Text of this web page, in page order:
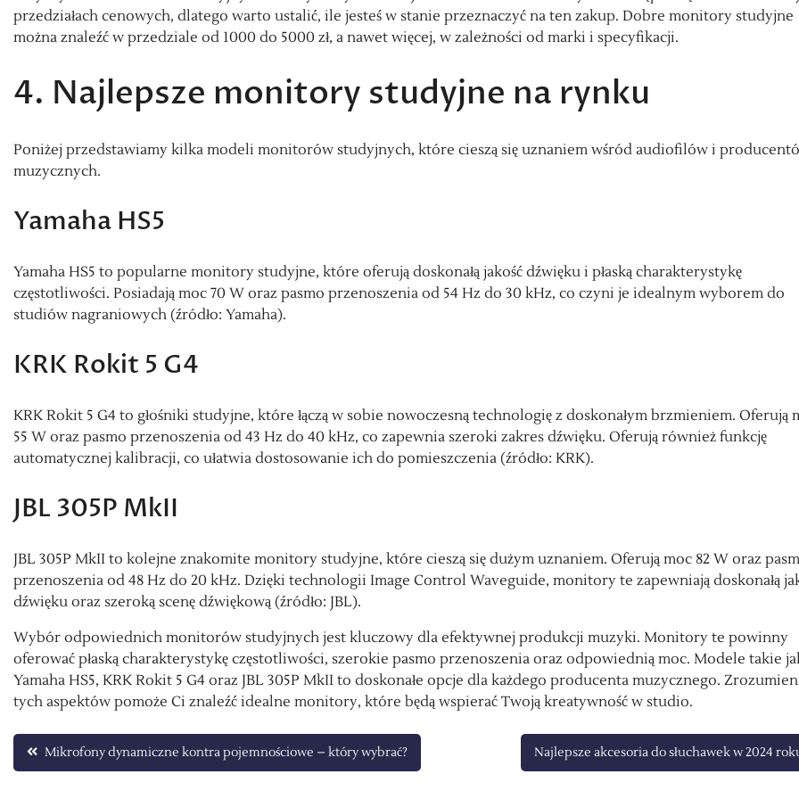
przedziałach cenowych, dlatego warto ustalić, ile jesteś w stanie przeznaczyć na ten zakup. Dobre monitory studyjne
można znaleźć w przedziale od 1000 do 5000 zł, a nawet więcej, w zależności od marki i specyfikacji.
4. Najlepsze monitory studyjne na rynku
Poniżej przedstawiamy kilka modeli monitorów studyjnych, które cieszą się uznaniem wśród audiofilów i
muzycznych.
Yamaha HS5
Yamaha HS5 to popularne monitory studyjne, które oferują doskonałą jakość dźwięku i płaską charakterystykę
częstotliwości. Posiadają moc 70 W oraz pasmo przenoszenia od 54 Hz do 30 kHz, co czyni je idealnym wyborem do
studiów nagraniowych (źródło: Yamaha).
KRK Rokit 5 G4
KRK Rokit 5 G4 to głośniki studyjne, które łączą w sobie nowoczesną technologię z doskonałym brzmieniem. Oferują
55 W oraz pasmo przenoszenia od 43 Hz do 40 kHz, co zapewnia szeroki zakres dźwięku. Oferują również funkcję
automatycznej kalibracji, co ułatwia dostosowanie ich do pomieszczenia (źródło: KRK).
JBL 305P MkII
JBL 305P MkII to kolejne znakomite monitory studyjne, które cieszą się dużym uznaniem. Oferują moc 82 W oraz
przenoszenia od 48 Hz do 20 kHz. Dzięki technologii Image Control Waveguide, monitory te zapewniają doskonałą
dźwięku oraz szeroką scenę dźwiękową (źródło: JBL).
Wybór odpowiednich monitorów studyjnych jest kluczowy dla efektywnej produkcji muzyki. Monitory te powinny
oferować płaską charakterystykę częstotliwości, szerokie pasmo przenoszenia oraz odpowiednią moc. Modele takie
Yamaha HS5, KRK Rokit 5 G4 oraz JBL 305P MkII to doskonałe opcje dla każdego producenta muzycznego.
tych aspektów pomoże Ci znaleźć idealne monitory, które będą wspierać Twoją kreatywność w studio.
Nawigacja
Mikrofony dynamiczne kontra pojemnościowe – który wybrać? Najlepsze akcesoria do słuchawek w 2024